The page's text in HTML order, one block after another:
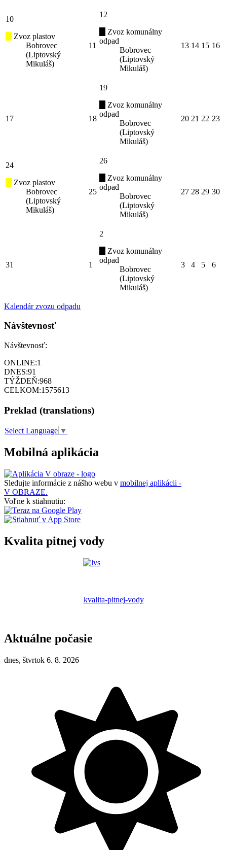
10
Zvoz plastov
Bobrovec
(Liptovský
Mikuláš)
11
12
Zvoz komunálny
odpad
Bobrovec
(Liptovský
Mikuláš)
13 14 15 16
17 18
19
Zvoz komunálny
odpad
Bobrovec
(Liptovský
Mikuláš)
20 21 22 23
24
Zvoz plastov
Bobrovec
(Liptovský
Mikuláš)
25
26
Zvoz komunálny
odpad
Bobrovec
(Liptovský
Mikuláš)
27 28 29 30
31 1
2
Zvoz komunálny
odpad
Bobrovec
(Liptovský
Mikuláš)
3 4 5 6
Kalendár zvozu odpadu
Návštevnosť
Návštevnosť:
ONLINE:1
DNES:91
TÝŽDEŇ:968
CELKOM:1575613
Preklad (translations)
Select Language ▼
Mobilná aplikácia
Sledujte informácie z nášho webu v mobilnej aplikácii -
V OBRAZE.
Voľne k stiahnutiu:
Kvalita pitnej vody
kvalita-pitnej-vody
Aktuálne počasie
dnes, štvrtok 6. 8. 2026